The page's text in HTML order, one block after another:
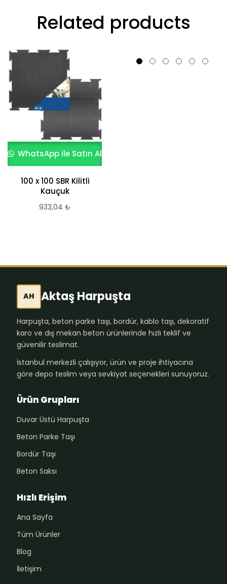
Related products
WhatsApp ile Satın Al
100 x 100 SBR Kilitli
Kauçuk
933,04 ₺
AH Aktaş Harpuşta
Harpuşta, beton parke taşı, bordür, kablo taşı, dekoratif
karo ve dış mekan beton ürünlerinde hızlı teklif ve
güvenilir teslimat.
İstanbul merkezli çalışıyor, ürün ve proje ihtiyacına
göre depo teslim veya sevkiyat seçenekleri sunuyoruz.
Ürün Grupları
Duvar Üstü Harpuşta
Beton Parke Taşı
Bordür Taşı
Beton Saksı
Hızlı Erişim
Ana Sayfa
Tüm Ürünler
Blog
İletişim